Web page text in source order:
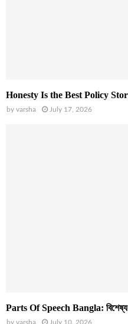
Honesty Is the Best Policy
by varsha July 17, 2026
Parts Of Speech Bangla: বিশেষ্য
by varsha July 10, 2026